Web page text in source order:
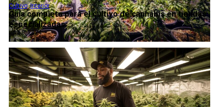
Guía completa para el cultivo de cannabis en tiendas
especializadas...
Cultivo,Interior
abril 8, 2024